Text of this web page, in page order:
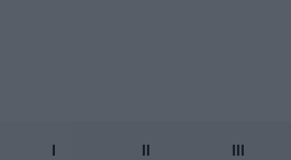
I II
III